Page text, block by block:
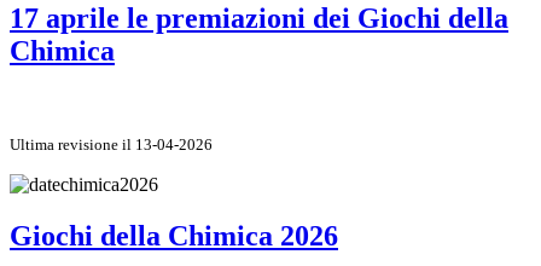
17 aprile le premiazioni dei Giochi della
Chimica
Ultima revisione il 13-04-2026
Giochi della Chimica 2026